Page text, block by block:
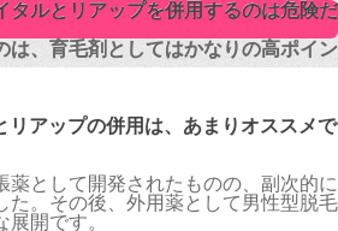
タルとリアップを併用するのは危険だ
は、育毛剤としてはかなりの高ポイン
アップの併用は、あまりオススメで
薬として開発されたものの、副次的に
た。その後、外用薬として男性型脱毛
開です。
タルとリアップを併用するのは危険だ
は、育毛剤としてはかなりの高ポイン